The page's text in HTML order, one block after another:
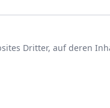
Dritter, auf deren